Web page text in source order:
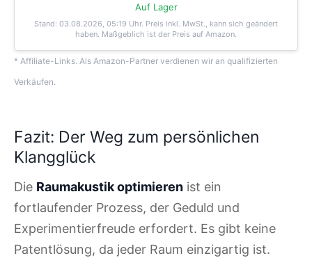
Auf Lager
Stand: 03.08.2026, 05:19 Uhr. Preis inkl. MwSt., kann sich geändert
haben. Maßgeblich ist der Preis auf Amazon.
* Affiliate-Links. Als Amazon-Partner verdienen wir an qualifizierten
Verkäufen.
Fazit: Der Weg zum persönlichen
Klangglück
Die Raumakustik optimieren ist ein
fortlaufender Prozess, der Geduld und
Experimentierfreude erfordert. Es gibt keine
Patentlösung, da jeder Raum einzigartig ist.